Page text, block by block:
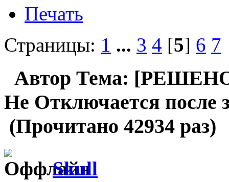
Печать
Страницы: 1 ... 3 4 [5] 6 7
Автор Тема:
Не Отключается после
(Прочитано 42934 раз)
Skull